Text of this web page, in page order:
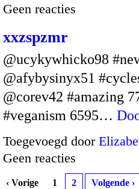
Geen reacties
xxzspzmr
@ucykywhicko98
@afybysinyx51
@corev42 #amazing
#veganism 6595…
Toegevoegd door
Geen reacties
‹ Vorige 1 2 Volgende ›